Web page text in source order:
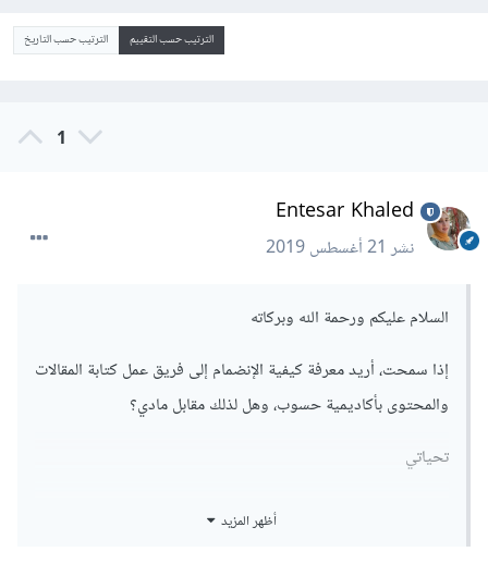
الترتيب حسب التقييم الترتيب حسب التاريخ
1
Entesar Khaled
نشر21 أغسطس 2019
السلام عليكم ورحمة الله وبركاته
إذا سمحت، أريد معرفة كيفية الإنضمام إلى فريق عمل كتابة المقالات
والمحتوى بأكاديمية حسوب، وهل لذلك مقابل مادي؟
تحياتي
أظهر المزيد